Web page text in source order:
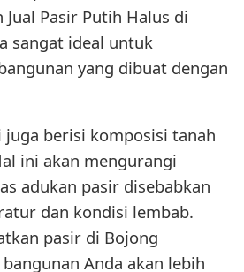
Pasir Putih Halus di
sangat ideal untuk
yang dibuat dengan
juga berisi komposisi tanah
ini akan mengurangi
adukan pasir disebabkan
dan kondisi lembab.
pasir di Bojong
Anda akan lebih